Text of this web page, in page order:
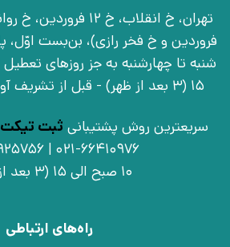
15 (3 بعد از ظهر) - قبل از تشریف آوردن تماس بگیرید
سریعترین روش پشتیبانی ثبت تیکت
021-66410976 | 09030925756
10 صبح الی 15 (3 بعد از ظهر)
راه‌های ارتباطی